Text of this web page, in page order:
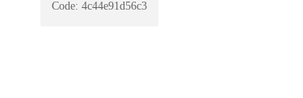
Code: 4c44e91d56c3